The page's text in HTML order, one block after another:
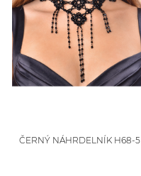
ČERNÝ NÁHRDELNÍK H68-5